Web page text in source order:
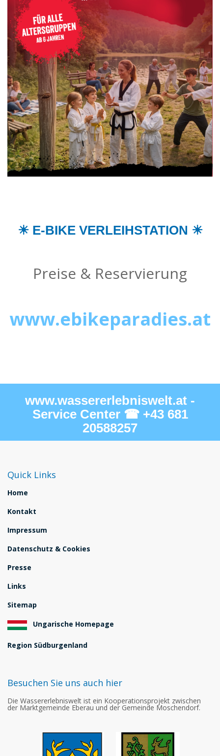
☀ E-BIKE VERLEIHSTATION ☀
Preise & Reservierung
www.ebikeparadies.at
www.wassererlebniswelt.at -
Service Center ☎ +43 681
20588257
Quick Links
Home
Kontakt
Impressum
Datenschutz & Cookies
Presse
Links
Sitemap
Ungarische Homepage
Region Südburgenland
Besuchen Sie uns auch hier
Die Wassererlebniswelt ist ein Kooperationsprojekt zwischen
der Marktgemeinde Eberau und der Gemeinde Moschendorf.